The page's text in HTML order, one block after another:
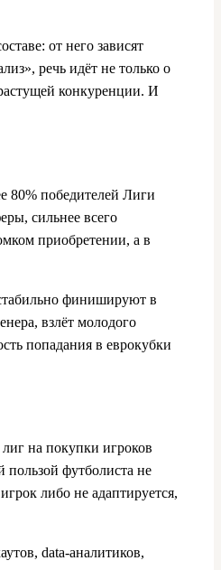
от него зависят
речь идёт не только о
конкуренции. И
80% победителей Лиги
сильнее всего
приобретении, а в
финишируют в
взлёт молодого
попадания в еврокубки
на покупки игроков
пользой футболиста не
либо не адаптируется,
data‑аналитиков,